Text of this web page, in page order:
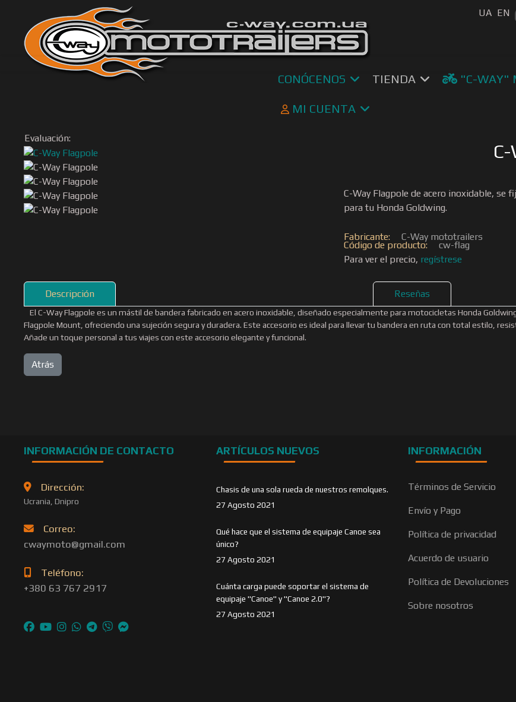
UA EN
CONÓCENOS TIENDA "C-WAY"
MI CUENTA
Evaluación:
C-Way Flagpole de acero inoxidable, se
para tu Honda Goldwing.
Fabricante: C-Way mototrailers
Código de producto:
cw-flag
Para ver el precio, regístrese
Descripción Reseñas
El C-Way Flagpole es un mástil de bandera fabricado en acero inoxidable, diseñado especialmente para motocicletas Honda
Flagpole Mount, ofreciendo una sujeción segura y duradera. Este accesorio es ideal para llevar tu bandera en ruta con total estilo,
Añade un toque personal a tus viajes con este accesorio elegante y funcional.
INFORMACIÓN DE CONTACTO
Dirección:
Ucrania, Dnipro
Correo:
cwaymoto@gmail.com
Teléfono:
+380 63 767 2917
ARTÍCULOS NUEVOS
Chasis de una sola rueda de nuestros remolques.
27 Agosto 2021
Qué hace que el sistema de equipaje Canoe sea
único?
27 Agosto 2021
Cuánta carga puede soportar el sistema de
equipaje "Canoe" y "Canoe 2.0"?
27 Agosto 2021
INFORMACIÓN
Términos de Servicio
Envío y Pago
Política de privacidad
Acuerdo de usuario
Política de Devoluciones
Sobre nosotros